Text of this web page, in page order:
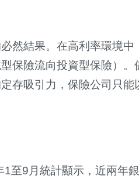
然結果。在高利率環境中
保險流向投資型保險）。
存吸引力，保險公司只能
至9月統計顯示，近兩年